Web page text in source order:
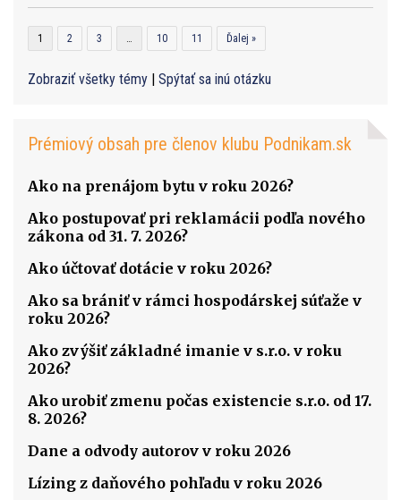
1 2 3 … 10 11 Ďalej »
Zobraziť všetky témy | Spýtať sa inú otázku
Prémiový obsah pre členov klubu Podnikam.sk
Ako na prenájom bytu v roku 2026?
Ako postupovať pri reklamácii podľa nového
zákona od 31. 7. 2026?
Ako účtovať dotácie v roku 2026?
Ako sa brániť v rámci hospodárskej súťaže v
roku 2026?
Ako zvýšiť základné imanie v s.r.o. v roku
2026?
Ako urobiť zmenu počas existencie s.r.o. od 17.
8. 2026?
Dane a odvody autorov v roku 2026
Lízing z daňového pohľadu v roku 2026